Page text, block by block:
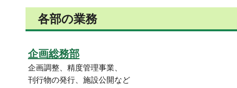
各部の業務
企画総務部
企画調整、精度管理事業、
刊行物の発行、施設公開など